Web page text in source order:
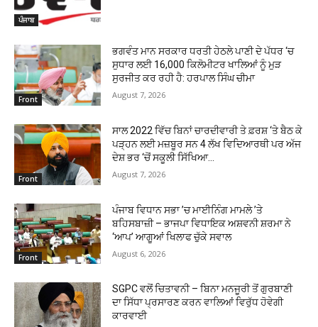
ਪੰਜਾਬ
Front
ਭਗਵੰਤ ਮਾਨ ਸਰਕਾਰ ਧਰਤੀ ਹੇਠਲੇ ਪਾਣੀ ਦੇ ਪੱਧਰ ‘ਚ
ਸੁਧਾਰ ਲਈ 16,000 ਕਿਲੋਮੀਟਰ ਖਾਲਿਆਂ ਨੂੰ ਮੁੜ
ਸੁਰਜੀਤ ਕਰ ਰਹੀ ਹੈ: ਹਰਪਾਲ ਸਿੰਘ ਚੀਮਾ
August 7, 2026
Front
ਸਾਲ 2022 ਵਿੱਚ ਬਿਨਾਂ ਚਾਰਦੀਵਾਰੀ ਤੇ ਫ਼ਰਸ਼ ‘ਤੇ ਬੈਠ ਕੇ
ਪੜ੍ਹਨ ਲਈ ਮਜ਼ਬੂਰ ਸਨ 4 ਲੱਖ ਵਿਦਿਆਰਥੀ ਪਰ ਅੱਜ
ਦੇਸ਼ ਭਰ ‘ਚੋਂ ਸਕੂਲੀ ਸਿੱਖਿਆ...
August 7, 2026
Front
ਪੰਜਾਬ ਵਿਧਾਨ ਸਭਾ ’ਚ ਮਾਈਨਿੰਗ ਮਾਮਲੇ ’ਤੇ
ਬਹਿਸਬਾਜ਼ੀ – ਭਾਜਪਾ ਵਿਧਾਇਕ ਅਸ਼ਵਨੀ ਸ਼ਰਮਾ ਨੇ
‘ਆਪ’ ਆਗੂਆਂ ਖਿਲਾਫ ਚੁੱਕੇ ਸਵਾਲ
August 6, 2026
SGPC ਵਲੋਂ ਚਿਤਾਵਨੀ – ਬਿਨਾ ਮਨਜੂਰੀ ਤੋਂ ਗੁਰਬਾਣੀ
ਦਾ ਸਿੱਧਾ ਪ੍ਰਸਾਰਣ ਕਰਨ ਵਾਲਿਆਂ ਵਿਰੁੱਧ ਹੋਵੇਗੀ
ਕਾਰਵਾਈ